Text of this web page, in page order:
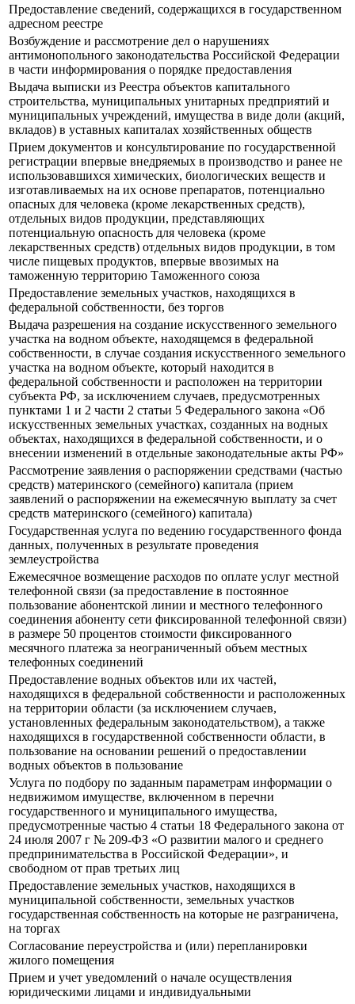
Предоставление сведений, содержащихся в государственном
адресном реестре
Возбуждение и рассмотрение дел о нарушениях
антимонопольного законодательства Российской Федерации
в части информирования о порядке предоставления
Выдача выписки из Реестра объектов капитального
строительства, муниципальных унитарных предприятий и
муниципальных учреждений, имущества в виде доли (акций,
вкладов) в уставных капиталах хозяйственных обществ
Прием документов и консультирование по государственной
регистрации впервые внедряемых в производство и ранее не
использовавшихся химических, биологических веществ и
изготавливаемых на их основе препаратов, потенциально
опасных для человека (кроме лекарственных средств),
отдельных видов продукции, представляющих
потенциальную опасность для человека (кроме
лекарственных средств) отдельных видов продукции, в том
числе пищевых продуктов, впервые ввозимых на
таможенную территорию Таможенного союза
Предоставление земельных участков, находящихся в
федеральной собственности, без торгов
Выдача разрешения на создание искусственного земельного
участка на водном объекте, находящемся в федеральной
собственности, в случае создания искусственного земельного
участка на водном объекте, который находится в
федеральной собственности и расположен на территории
субъекта РФ, за исключением случаев, предусмотренных
пунктами 1 и 2 части 2 статьи 5 Федерального закона «Об
искусственных земельных участках, созданных на водных
объектах, находящихся в федеральной собственности, и о
внесении изменений в отдельные законодательные акты РФ»
Рассмотрение заявления о распоряжении средствами (частью
средств) материнского (семейного) капитала (прием
заявлений о распоряжении на ежемесячную выплату за счет
средств материнского (семейного) капитала)
Государственная услуга по ведению государственного фонда
данных, полученных в результате проведения
землеустройства
Ежемесячное возмещение расходов по оплате услуг местной
телефонной связи (за предоставление в постоянное
пользование абонентской линии и местного телефонного
соединения абоненту сети фиксированной телефонной связи)
в размере 50 процентов стоимости фиксированного
месячного платежа за неограниченный объем местных
телефонных соединений
Предоставление водных объектов или их частей,
находящихся в федеральной собственности и расположенных
на территории области (за исключением случаев,
установленных федеральным законодательством), а также
находящихся в государственной собственности области, в
пользование на основании решений о предоставлении
водных объектов в пользование
Услуга по подбору по заданным параметрам информации о
недвижимом имуществе, включенном в перечни
государственного и муниципального имущества,
предусмотренные частью 4 статьи 18 Федерального закона от
24 июля 2007 г № 209-ФЗ «О развитии малого и среднего
предпринимательства в Российской Федерации», и
свободном от прав третьих лиц
Предоставление земельных участков, находящихся в
муниципальной собственности, земельных участков
государственная собственность на которые не разграничена,
на торгах
Согласование переустройства и (или) перепланировки
жилого помещения
Прием и учет уведомлений о начале осуществления
юридическими лицами и индивидуальными